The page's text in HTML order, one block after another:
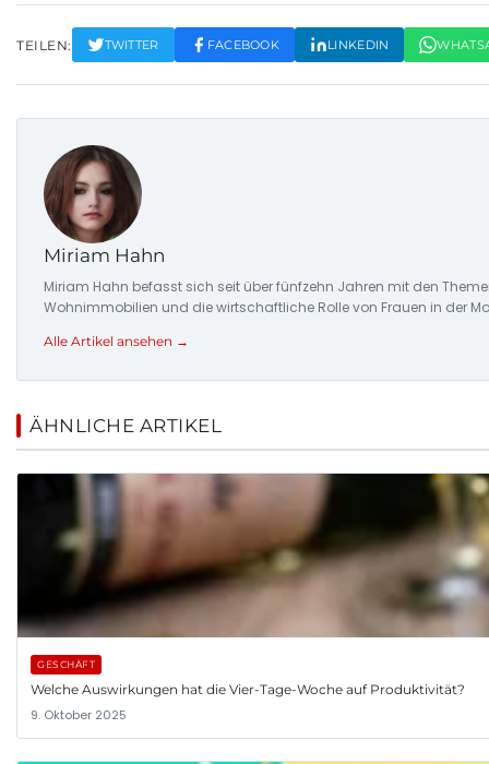
TEILEN: TWITTER FACEBOOK LINKEDIN
Miriam Hahn
Miriam Hahn befasst sich seit über fünfzehn Jahren mit den
Wohnimmobilien und die wirtschaftliche Rolle von Frauen in der
Alle Artikel ansehen →
ÄHNLICHE ARTIKEL
GESCHÄFT
Welche Auswirkungen hat die Vier-Tage-Woche auf Produktivität?
9. Oktober 2025